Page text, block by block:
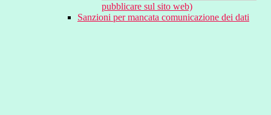
pubblicare sul sito web)
Sanzioni per mancata comunicazione dei dati